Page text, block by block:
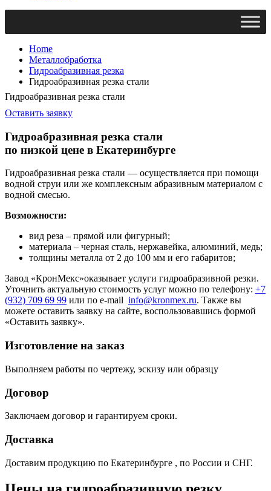
Home
Металлобработка
Гидроабразивная резка
Гидроабразивная резка стали
Гидроабразивная резка стали
Оставить заявку
Гидроабразивная резка стали
по низкой цене в Екатеринбурге
Гидроабразивная резка стали — осуществляется при помощи
водной струи или же комплексным абразивным материалом с
водной смесью.
Возможности:
вид реза – прямой или фигурный;
материала – черная сталь, нержавейка, алюминий, медь;
толщины металла от 2 до 100 мм и его габаритов;
Завод «КронМекс»оказывает услуги гидроабразивной резки.
Уточнить актуальную стоимость услуг можно по телефону: +7
(932) 709 69 99 или по e-mail info@kronmex.ru. Также вы
можете оставить заявку на сайте, воспользовавшись формой
«Оставить заявку».
Изготовление на заказ
Выполняем работы по чертежу, эскизу или образцу
Договор
Заключаем договор и гарантируем сроки.
Доставка
Доставим продукцию по Екатеринбурге , по России и СНГ.